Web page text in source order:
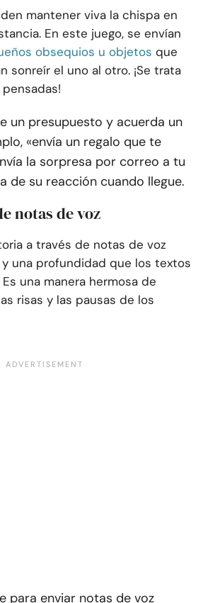
mantener viva la chispa en
En este juego, se envían
obsequios u objetos que
sonreír el uno al otro. ¡Se trata
un presupuesto y acuerda un
«envía un regalo que te
la sorpresa por correo a tu
de su reacción cuando llegue.
notas de voz
a través de notas de voz
una profundidad que los textos
una manera hermosa de
risas y las pausas de los
para enviar notas de voz